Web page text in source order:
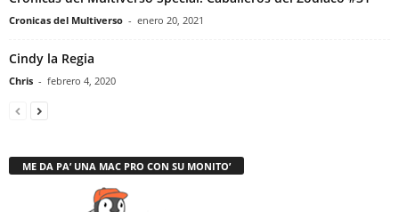
Cronicas del Multiverso - enero 20, 2021
Cindy la Regia
Chris - febrero 4, 2020
ME DA PA’ UNA MAC PRO CON SU MONITO’